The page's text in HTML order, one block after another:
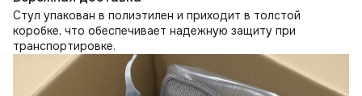
Стул упакован в полиэтилен и приходит в толстой
коробке, что обеспечивает надежную защиту при
транспортировке.